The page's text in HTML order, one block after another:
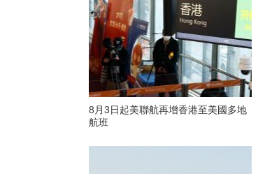
8月3日起美聯航再增香港至美國多地
航班